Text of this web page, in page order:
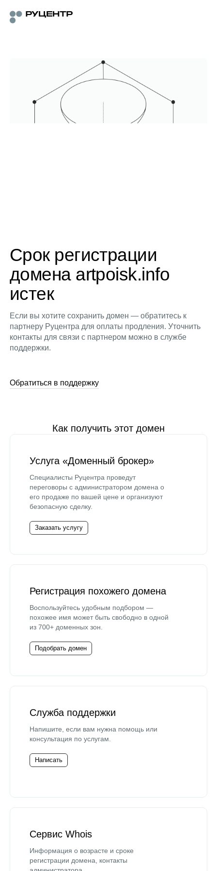
Срок регистрации
домена artpoisk.info
истек
Если вы хотите сохранить домен — обратитесь к
партнеру Руцентра для оплаты продления. Уточнить
контакты для связи с партнером можно в службе
поддержки.
Обратиться в поддержку
Как получить этот домен
Услуга «Доменный брокер»
Специалисты Руцентра проведут
переговоры с администратором домена о
его продаже по вашей цене и организуют
безопасную сделку.
Заказать услугу
Регистрация похожего домена
Воспользуйтесь удобным подбором —
похожее имя может быть свободно в одной
из 700+ доменных зон.
Подобрать домен
Служба поддержки
Напишите, если вам нужна помощь или
консультация по услугам.
Написать
Сервис Whois
Информация о возрасте и сроке
регистрации домена, контакты